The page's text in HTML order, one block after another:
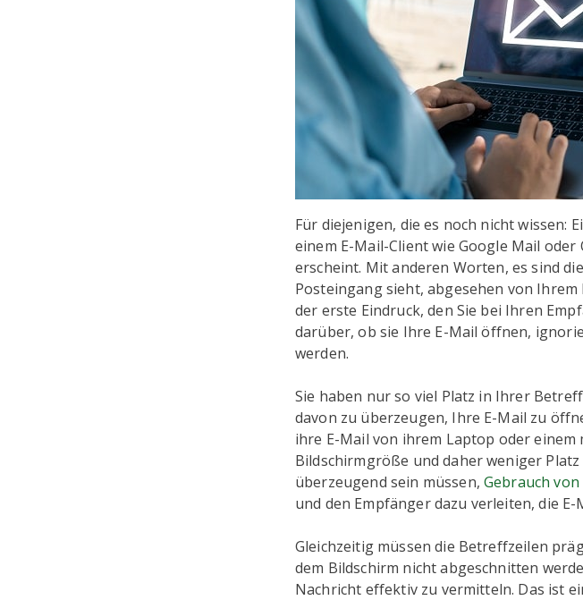
Für diejenigen, die es noch nicht wissen:
einem E-Mail-Client wie Google Mail
erscheint. Mit anderen Worten, es sind
Posteingang sieht, abgesehen von
der erste Eindruck, den Sie bei Ihren
darüber, ob sie Ihre E-Mail öffnen,
werden.
Sie haben nur so viel Platz in Ihrer
davon zu überzeugen, Ihre E-Mail zu
ihre E-Mail von ihrem Laptop oder
Bildschirmgröße und daher weniger
überzeugend sein müssen,Gebrauch
und den Empfänger dazu verleiten, die
Gleichzeitig müssen die Betreffzeilen
dem Bildschirm nicht abgeschnitten
Nachricht effektiv zu vermitteln. Das ist